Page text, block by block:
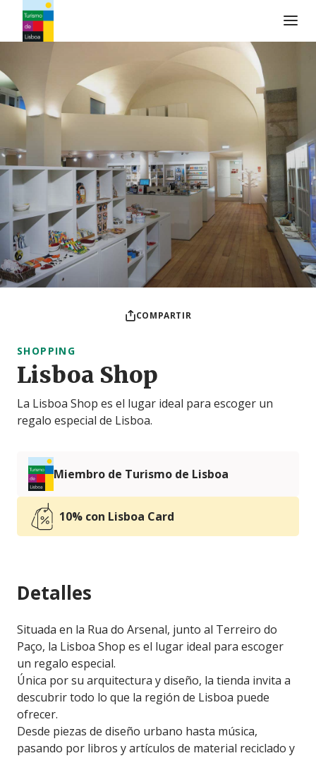
COMPARTIR
SHOPPING
Lisboa Shop
La Lisboa Shop es el lugar ideal para escoger un
regalo especial de Lisboa.
Miembro de Turismo de Lisboa
10% con Lisboa Card
Detalles
Situada en la Rua do Arsenal, junto al Terreiro do
Paço, la Lisboa Shop es el lugar ideal para escoger
un regalo especial.
Única por su arquitectura y diseño, la tienda invita a
descubrir todo lo que la región de Lisboa puede
ofrecer.
Desde piezas de diseño urbano hasta música,
pasando por libros y artículos de material reciclado y